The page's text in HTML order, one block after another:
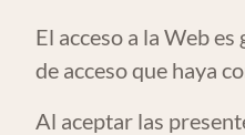
El acceso a la Web
de acceso que haya
Al aceptar las